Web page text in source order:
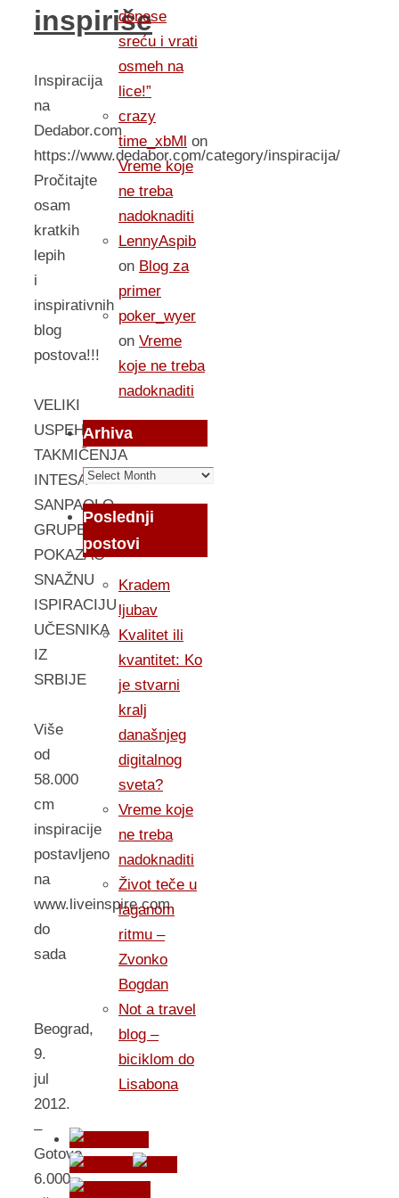
inspiriše
Inspiracija
na
Dedabor.com
https://www.dedabor.com/category/inspiracija/
Pročitajte
osam
kratkih
lepih
i
inspirativnih
blog
postova!!!
VELIKI
USPEH
TAKMIČENJA
INTESA
SANPAOLO
GRUPE
POKAZAO
SNAŽNU
ISPIRACIJU
UČESNIKA
IZ
SRBIJE
Više
od
58.000
cm
inspiracije
postavljeno
na
www.liveinspire.com
do
sada
Beograd,
9.
jul
2012.
–
Gotovo
6.000
donese
sreću i vrati
osmeh na
lice!”
crazy
time_xbMl on
Vreme koje
ne treba
nadoknaditi
LennyAspib
on Blog za
primer
poker_wyer
on Vreme
koje ne treba
nadoknaditi
Arhiva
Arhiva
Poslednji
postovi
Kradem
ljubav
Kvalitet ili
kvantitet: Ko
je stvarni
kralj
današnjeg
digitalnog
sveta?
Vreme koje
ne treba
nadoknaditi
Život teče u
laganom
ritmu –
Zvonko
Bogdan
Not a travel
blog –
biciklom do
Lisabona